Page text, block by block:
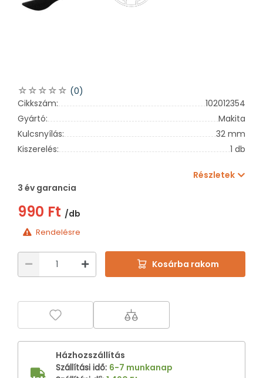
(0)
Cikkszám:
102012354
Gyártó:
Makita
Kulcsnyílás:
32 mm
Kiszerelés:
1 db
Részletek
3 év garancia
990 Ft /db
Rendelésre
Kosárba rakom
Házhozszállítás
Szállítási idő: 6-7 munkanap